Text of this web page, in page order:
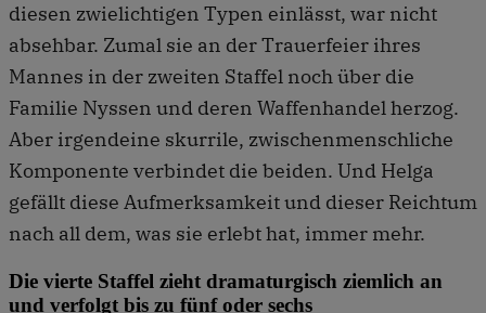
diesen zwielichtigen Typen einlässt, war nicht
absehbar. Zumal sie an der Trauerfeier ihres
Mannes in der zweiten Staffel noch über die
Familie Nyssen und deren Waffenhandel herzog.
Aber irgendeine skurrile, zwischenmenschliche
Komponente verbindet die beiden. Und Helga
gefällt diese Aufmerksamkeit und dieser Reichtum
nach all dem, was sie erlebt hat, immer mehr.
Die vierte Staffel zieht dramaturgisch ziemlich an
und verfolgt bis zu fünf oder sechs